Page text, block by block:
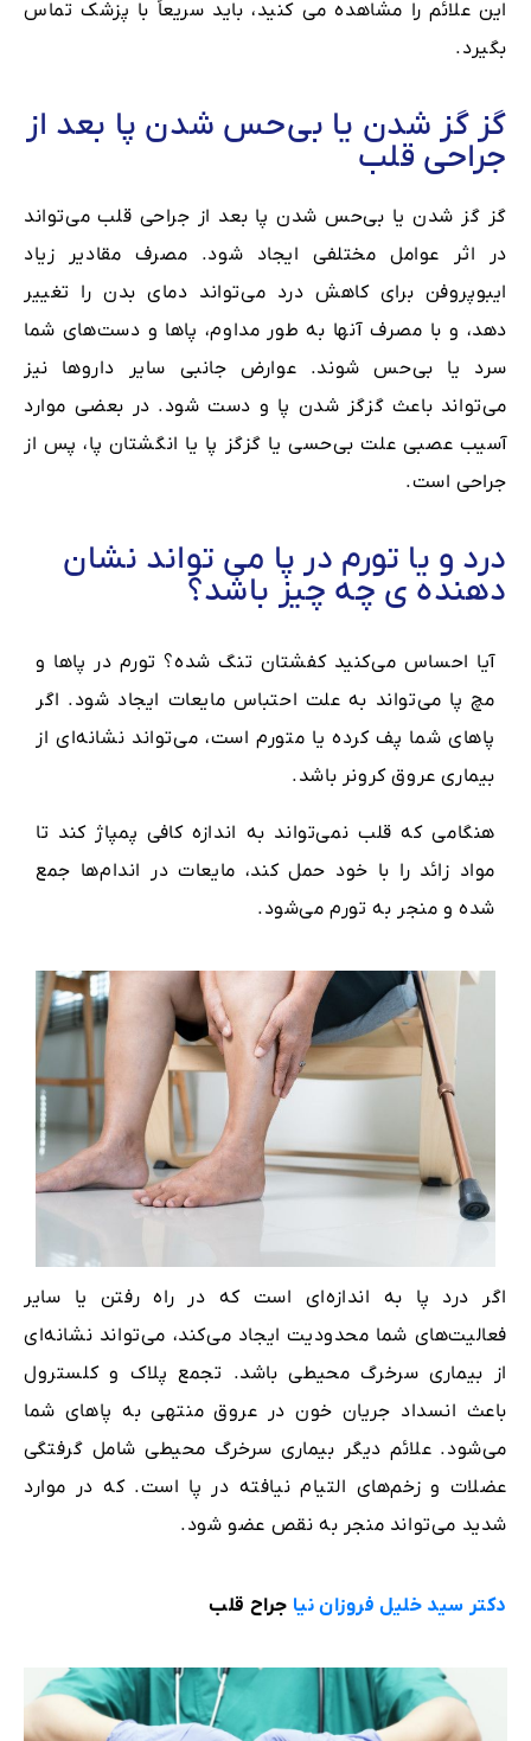
این علائم را مشاهده می کنید، باید سریعاً با پزشک تماس
بگیرد.
گز گز شدن یا بی‌حس شدن پا بعد از
جراحی قلب
گز گز شدن یا بی‌حس شدن پا بعد از جراحی قلب می‌تواند
در اثر عوامل مختلفی ایجاد شود. مصرف مقادیر زیاد
ایبوپروفن برای کاهش درد می‌تواند دمای بدن را تغییر
دهد، و با مصرف آنها به طور مداوم، پاها و دست‌های شما
سرد یا بی‌حس شوند. عوارض جانبی سایر داروها نیز
می‌تواند باعث گزگز شدن پا و دست شود. در بعضی موارد
آسیب عصبی علت بی‌حسی یا گزگز پا یا انگشتان پا، پس از
جراحی است.
درد و یا تورم در پا می تواند نشان
دهنده ی چه چیز باشد؟
آیا احساس می‌کنید کفشتان تنگ شده؟ تورم در پاها و
مچ پا می‌تواند به علت احتباس مایعات ایجاد شود. اگر
پاهای شما پف کرده یا متورم است، می‌تواند نشانه‌ای از
بیماری عروق کرونر باشد.
هنگامی که قلب نمی‌تواند به اندازه کافی پمپاژ کند تا
مواد زائد را با خود حمل کند، مایعات در اندام‌ها جمع
شده و منجر به تورم می‌شود.
اگر درد پا به اندازه‌ای است که در راه رفتن یا سایر
فعالیت‌های شما محدودیت ایجاد می‌کند، می‌تواند نشانه‌ای
از بیماری سرخرگ محیطی باشد. تجمع پلاک و کلسترول
باعث انسداد جریان خون در عروق منتهی به پاهای شما
می‌شود. علائم دیگر بیماری سرخرگ محیطی شامل گرفتگی
عضلات و زخم‌های التیام نیافته در پا است. که در موارد
شدید می‌تواند منجر به نقص عضو شود.
دکتر سید خلیل فروزان ‌نیا جراح قلب